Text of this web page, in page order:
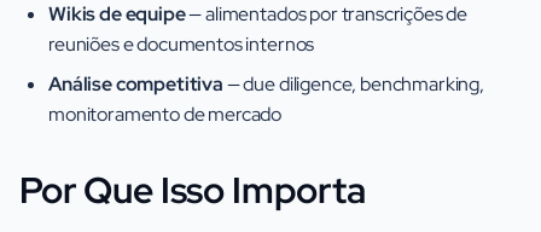
Wikis de equipe— alimentados por transcrições de
reuniões e documentos internos
Análise competitiva— due diligence, benchmarking,
monitoramento de mercado
Por Que Isso Importa